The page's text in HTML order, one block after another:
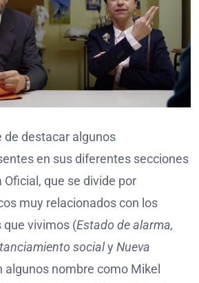
de destacar algunos
en sus diferentes secciones
que se divide por
muy relacionados con los
vivimos (Estado de alarma,
socialy Nueva
algunos nombre como Mikel